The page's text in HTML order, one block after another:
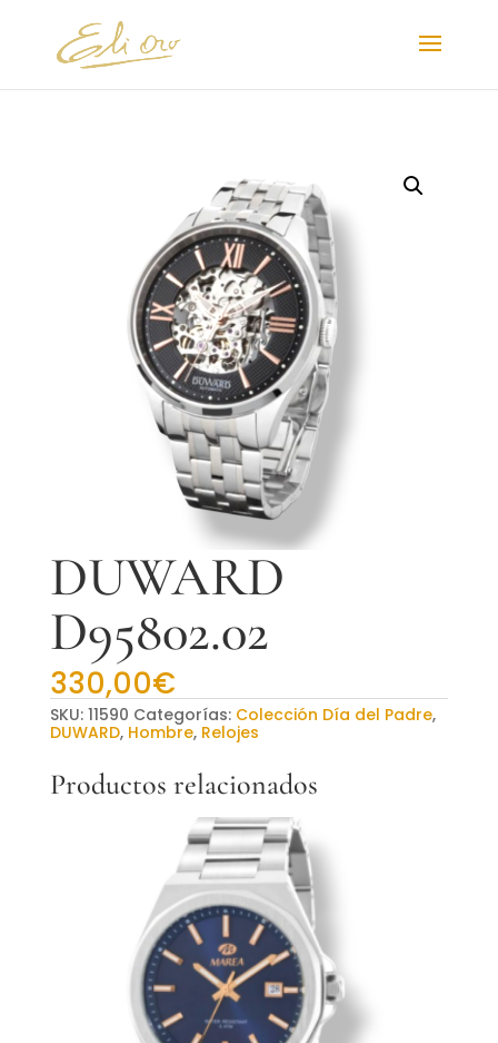
DUWARD
D95802.02
330,00€
SKU: 11590 Categorías: Colección Día del Padre,
DUWARD, Hombre, Relojes
Productos relacionados